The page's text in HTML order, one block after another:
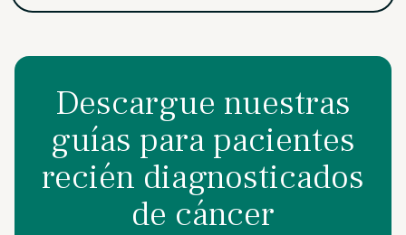
Descargue nuestras
guías para pacientes
recién diagnosticados
de cáncer